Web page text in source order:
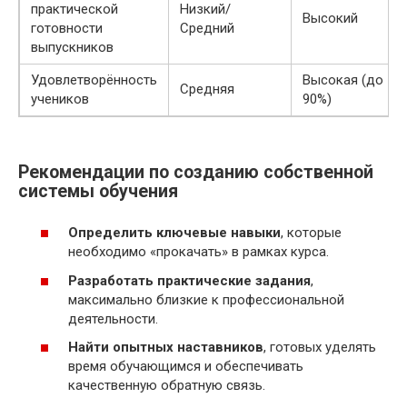
практической
готовности
выпускников
Низкий/
Средний
Высокий
Удовлетворённость
учеников
Средняя
Высокая (до
90%)
Рекомендации по созданию собственной
системы обучения
Определить ключевые навыки, которые
необходимо «прокачать» в рамках курса.
Разработать практические задания,
максимально близкие к профессиональной
деятельности.
Найти опытных наставников, готовых уделять
время обучающимся и обеспечивать
качественную обратную связь.